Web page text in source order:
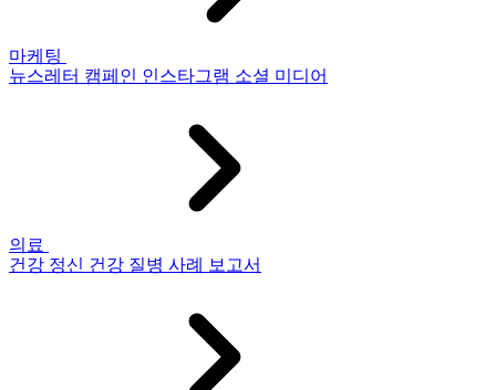
마케팅
뉴스레터 캠페인 인스타그램 소셜 미디어
의료
건강 정신 건강 질병 사례 보고서